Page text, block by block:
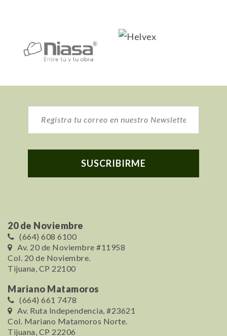
20 de Noviembre
(664) 608 6100
Av. 20 de Noviembre #11958
Col. 20 de Noviembre.
Tijuana, CP 22100
Mariano Matamoros
(664) 661 7478
Av. Ruta Independencia, #23621
Col. Mariano Matamoros Norte.
Tijuana, CP 22206